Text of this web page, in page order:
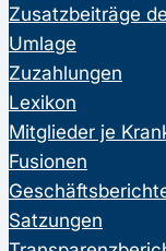
Zusatzbeiträge
Umlage
Zuzahlungen
Lexikon
Mitglieder je
Fusionen
Satzungen